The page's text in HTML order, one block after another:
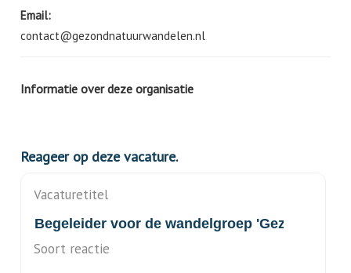
Email:
contact@gezondnatuurwandelen.nl
Informatie over deze organisatie
Reageer op deze vacature.
Vacaturetitel
Soort reactie